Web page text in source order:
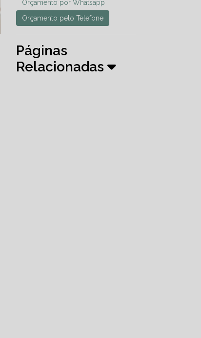
Orçamento por Whatsapp
Orçamento pelo Telefone
Páginas
Relacionadas